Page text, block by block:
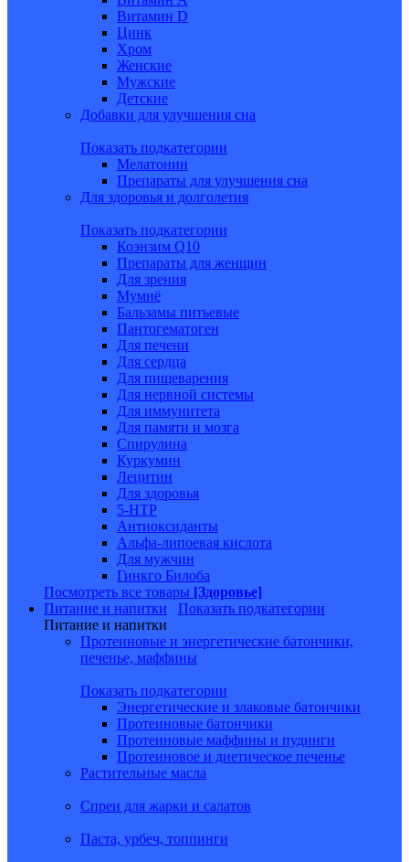
Витамин D
Цинк
Хром
Женские
Мужские
Детские
Добавки для улучшения сна
Показать подкатегории
Мелатонин
Препараты для улучшения сна
Для здоровья и долголетия
Показать подкатегории
Коэнзим Q10
Препараты для женщин
Для зрения
Мумиё
Бальзамы питьевые
Пантогематоген
Для печени
Для сердца
Для пищеварения
Для нервной системы
Для иммунитета
Для памяти и мозга
Спирулина
Куркумин
Лецитин
Для здоровья
5-HTP
Антиоксиданты
Альфа-липоевая кислота
Для мужчин
Гинкго Билоба
Посмотреть все товары [Здоровье]
Питание и напитки
Показать подкатегории
Питание и напитки
Протеиновые и энергетические батончики,
печенье, маффины
Показать подкатегории
Энергетические и злаковые батончики
Протеиновые батончики
Протеиновые маффины и пудинги
Протеиновое и диетическое печенье
Растительные масла
Спреи для жарки и салатов
Паста, урбеч, топпинги